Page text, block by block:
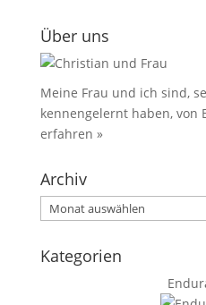
Über uns
Meine Frau und ich sind,
kennengelernt haben, von
erfahren »
Archiv
Archiv
Kategorien